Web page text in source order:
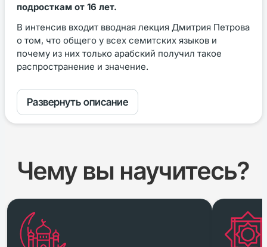
подросткам от 16 лет.
В интенсив входит вводная лекция Дмитрия Петрова
о том, что общего у всех семитских языков и
почему из них только арабский получил такое
распространение и значение.
Развернуть описание
Чему вы научитесь?